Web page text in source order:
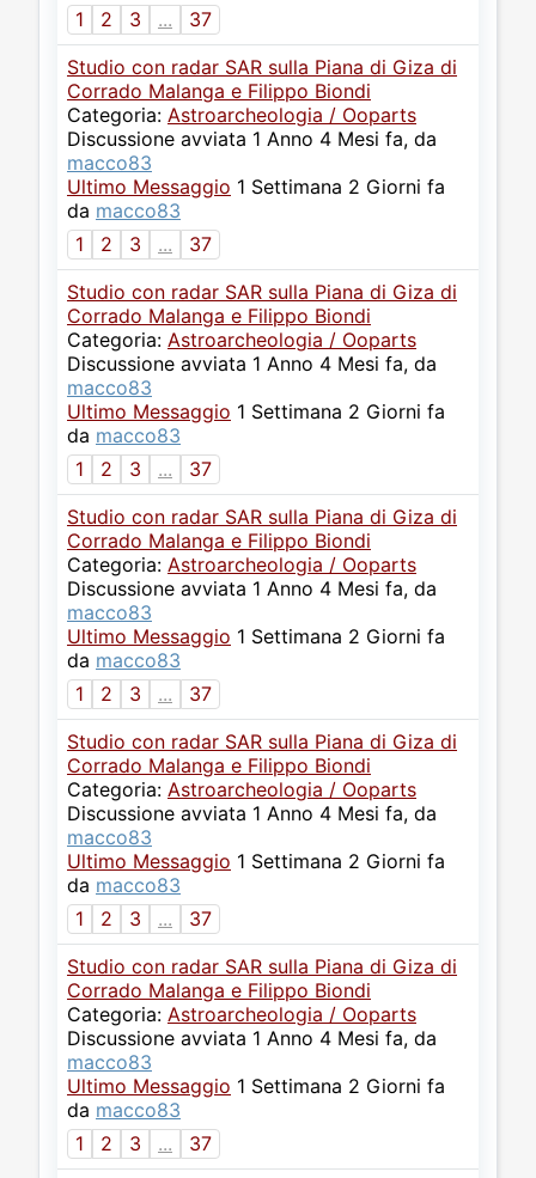
1
2 3 ...
37
Studio con radar SAR sulla Piana di Giza di
Corrado Malanga e Filippo Biondi
Categoria: Astroarcheologia / Ooparts
Discussione avviata 1 Anno 4 Mesi fa, da
macco83
Ultimo Messaggio 1 Settimana 2 Giorni fa
da macco83
1
2 3 ...
37
Studio con radar SAR sulla Piana di Giza di
Corrado Malanga e Filippo Biondi
Categoria: Astroarcheologia / Ooparts
Discussione avviata 1 Anno 4 Mesi fa, da
macco83
Ultimo Messaggio 1 Settimana 2 Giorni fa
da macco83
1
2 3 ...
37
Studio con radar SAR sulla Piana di Giza di
Corrado Malanga e Filippo Biondi
Categoria: Astroarcheologia / Ooparts
Discussione avviata 1 Anno 4 Mesi fa, da
macco83
Ultimo Messaggio 1 Settimana 2 Giorni fa
da macco83
1
2 3 ...
37
Studio con radar SAR sulla Piana di Giza di
Corrado Malanga e Filippo Biondi
Categoria: Astroarcheologia / Ooparts
Discussione avviata 1 Anno 4 Mesi fa, da
macco83
Ultimo Messaggio 1 Settimana 2 Giorni fa
da macco83
1
2 3 ...
37
Studio con radar SAR sulla Piana di Giza di
Corrado Malanga e Filippo Biondi
Categoria: Astroarcheologia / Ooparts
Discussione avviata 1 Anno 4 Mesi fa, da
macco83
Ultimo Messaggio 1 Settimana 2 Giorni fa
da macco83
1
2 3 ...
37